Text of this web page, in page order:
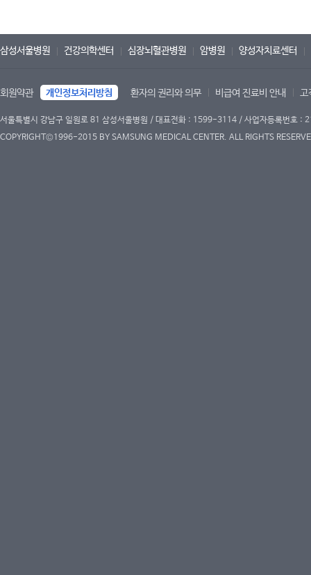
삼성서울병원 건강의학센터 심장뇌혈관병원 암병원 양성자치료센터
회원약관 개인정보처리방침 환자의 권리와 의무 비급여 진료비 안내 고
서울특별시 강남구 일원로 81 삼성서울병원 / 대표전화 : 1599-3114 / 사업자등록번호
COPYRIGHT©1996-2015 BY SAMSUNG MEDICAL CENTER. ALL RIGHTS